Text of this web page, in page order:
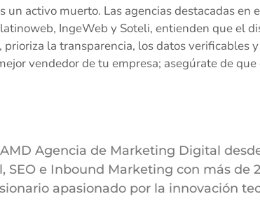
un activo muerto. Las agencias destacadas en
IngeWeb y Soteli, entienden que el
la transparencia, los datos verificables
vendedor de tu empresa; asegúrate de
Agencia de Marketing Digital
e Inbound Marketing con más de
apasionado por la innovación